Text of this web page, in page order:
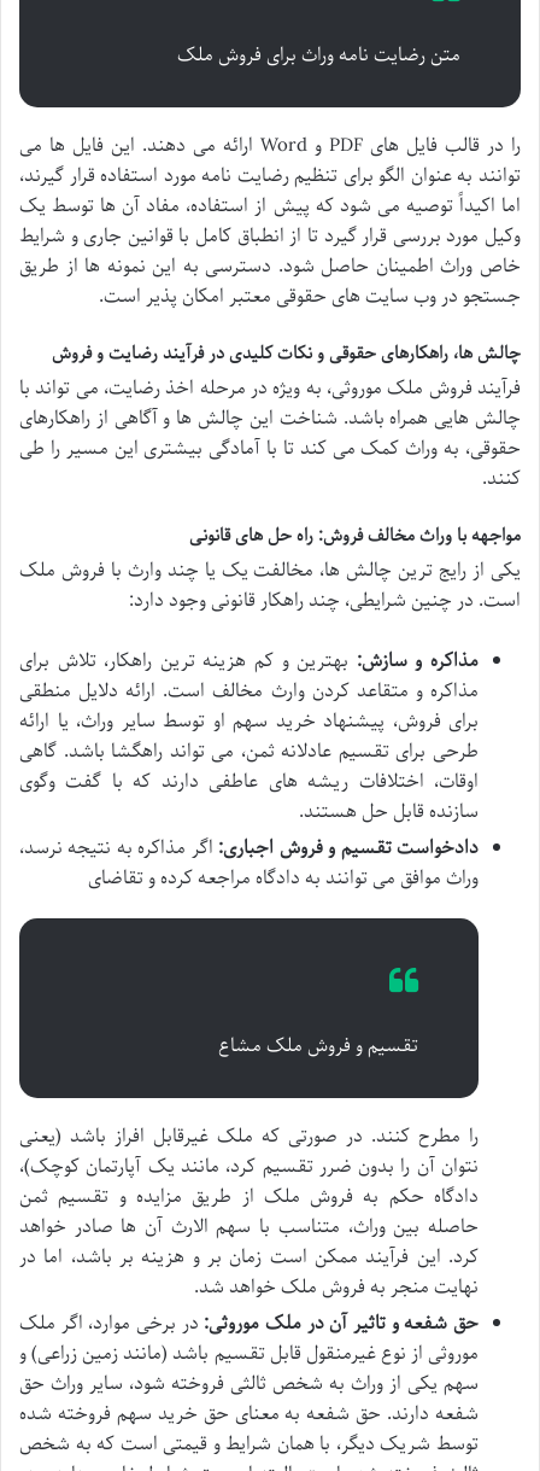
متن رضایت نامه وراث برای فروش ملک
را در قالب فایل های PDF و Word ارائه می دهند. این فایل ها می
توانند به عنوان الگو برای تنظیم رضایت نامه مورد استفاده قرار گیرند،
اما اکیداً توصیه می شود که پیش از استفاده، مفاد آن ها توسط یک
وکیل مورد بررسی قرار گیرد تا از انطباق کامل با قوانین جاری و شرایط
خاص وراث اطمینان حاصل شود. دسترسی به این نمونه ها از طریق
جستجو در وب سایت های حقوقی معتبر امکان پذیر است.
چالش ها، راهکارهای حقوقی و نکات کلیدی در فرآیند رضایت و فروش
فرآیند فروش ملک موروثی، به ویژه در مرحله اخذ رضایت، می تواند با
چالش هایی همراه باشد. شناخت این چالش ها و آگاهی از راهکارهای
حقوقی، به وراث کمک می کند تا با آمادگی بیشتری این مسیر را طی
کنند.
مواجهه با وراث مخالف فروش: راه حل های قانونی
یکی از رایج ترین چالش ها، مخالفت یک یا چند وارث با فروش ملک
است. در چنین شرایطی، چند راهکار قانونی وجود دارد:
مذاکره و سازش: بهترین و کم هزینه ترین راهکار، تلاش برای
مذاکره و متقاعد کردن وارث مخالف است. ارائه دلایل منطقی
برای فروش، پیشنهاد خرید سهم او توسط سایر وراث، یا ارائه
طرحی برای تقسیم عادلانه ثمن، می تواند راهگشا باشد. گاهی
اوقات، اختلافات ریشه های عاطفی دارند که با گفت وگوی
سازنده قابل حل هستند.
دادخواست تقسیم و فروش اجباری: اگر مذاکره به نتیجه نرسد،
وراث موافق می توانند به دادگاه مراجعه کرده و تقاضای
تقسیم و فروش ملک مشاع
را مطرح کنند. در صورتی که ملک غیرقابل افراز باشد (یعنی
نتوان آن را بدون ضرر تقسیم کرد، مانند یک آپارتمان کوچک)،
دادگاه حکم به فروش ملک از طریق مزایده و تقسیم ثمن
حاصله بین وراث، متناسب با سهم الارث آن ها صادر خواهد
کرد. این فرآیند ممکن است زمان بر و هزینه بر باشد، اما در
نهایت منجر به فروش ملک خواهد شد.
حق شفعه و تاثیر آن در ملک موروثی: در برخی موارد، اگر ملک
موروثی از نوع غیرمنقول قابل تقسیم باشد (مانند زمین زراعی) و
سهم یکی از وراث به شخص ثالثی فروخته شود، سایر وراث حق
شفعه دارند. حق شفعه به معنای حق خرید سهم فروخته شده
توسط شریک دیگر، با همان شرایط و قیمتی است که به شخص